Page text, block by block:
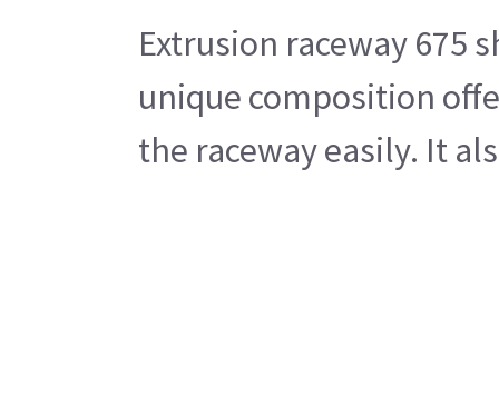
Extrusion raceway 675
unique composition
the raceway easily. It